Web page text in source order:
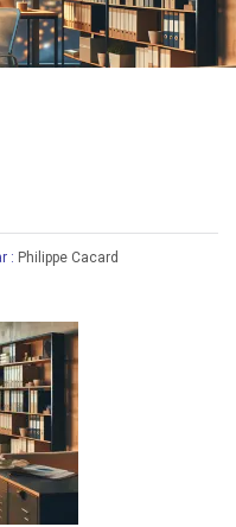
: Philippe Cacard